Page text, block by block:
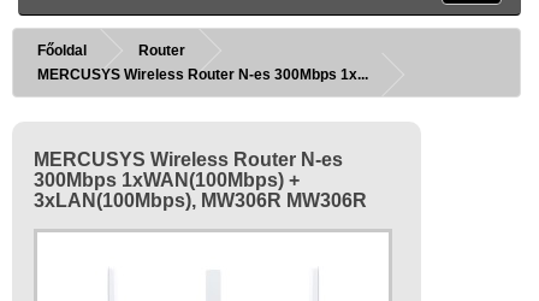
Főoldal
Router
MERCUSYS Wireless Router N-es 300Mbps 1x...
MERCUSYS Wireless Router N-es
300Mbps 1xWAN(100Mbps) +
3xLAN(100Mbps), MW306R MW306R